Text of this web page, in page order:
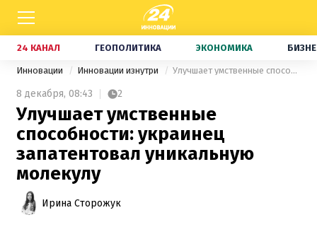
24 КАНАЛ ГЕОПОЛИТИКА ЭКОНОМИКА
Инновации Инновации изнутри Улучшает умственные способности: украинец запатентовал уникальную молекулу
8 декабря, 08:43 2
Улучшает умственные
способности: украинец
запатентовал уникальную
молекулу
Ирина Сторожук